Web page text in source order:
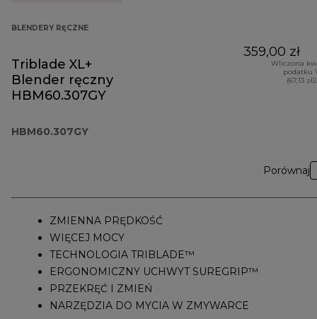
BLENDERY RĘCZNE
Triblade XL+
Blender ręczny
HBM60.307GY
HBM60.307GY
359,00 zł
Wliczona
podatku
(67,13
Porównaj
ZMIENNA PRĘDKOŚĆ
WIĘCEJ MOCY
TECHNOLOGIA TRIBLADE™
ERGONOMICZNY UCHWYT SUREGRIP™
PRZEKRĘĆ I ZMIEŃ
NARZĘDZIA DO MYCIA W ZMYWARCE